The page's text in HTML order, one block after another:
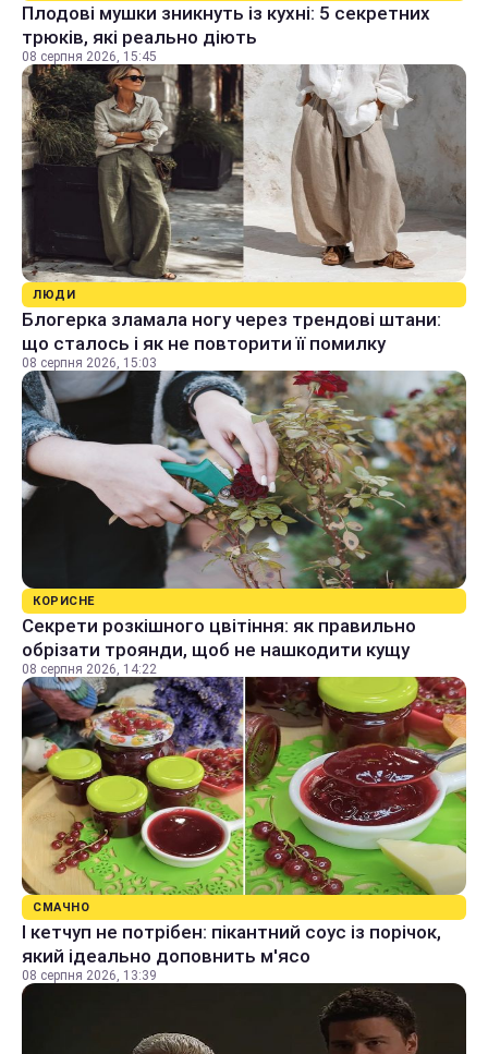
Плодові мушки зникнуть із кухні: 5 секретних
трюків, які реально діють
08 серпня 2026, 15:45
ЛЮДИ
Блогерка зламала ногу через трендові штани:
що сталось і як не повторити її помилку
08 серпня 2026, 15:03
КОРИСНЕ
Секрети розкішного цвітіння: як правильно
обрізати троянди, щоб не нашкодити кущу
08 серпня 2026, 14:22
СМАЧНО
І кетчуп не потрібен: пікантний соус із порічок,
який ідеально доповнить м'ясо
08 серпня 2026, 13:39